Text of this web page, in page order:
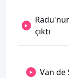
çıktı
Van de